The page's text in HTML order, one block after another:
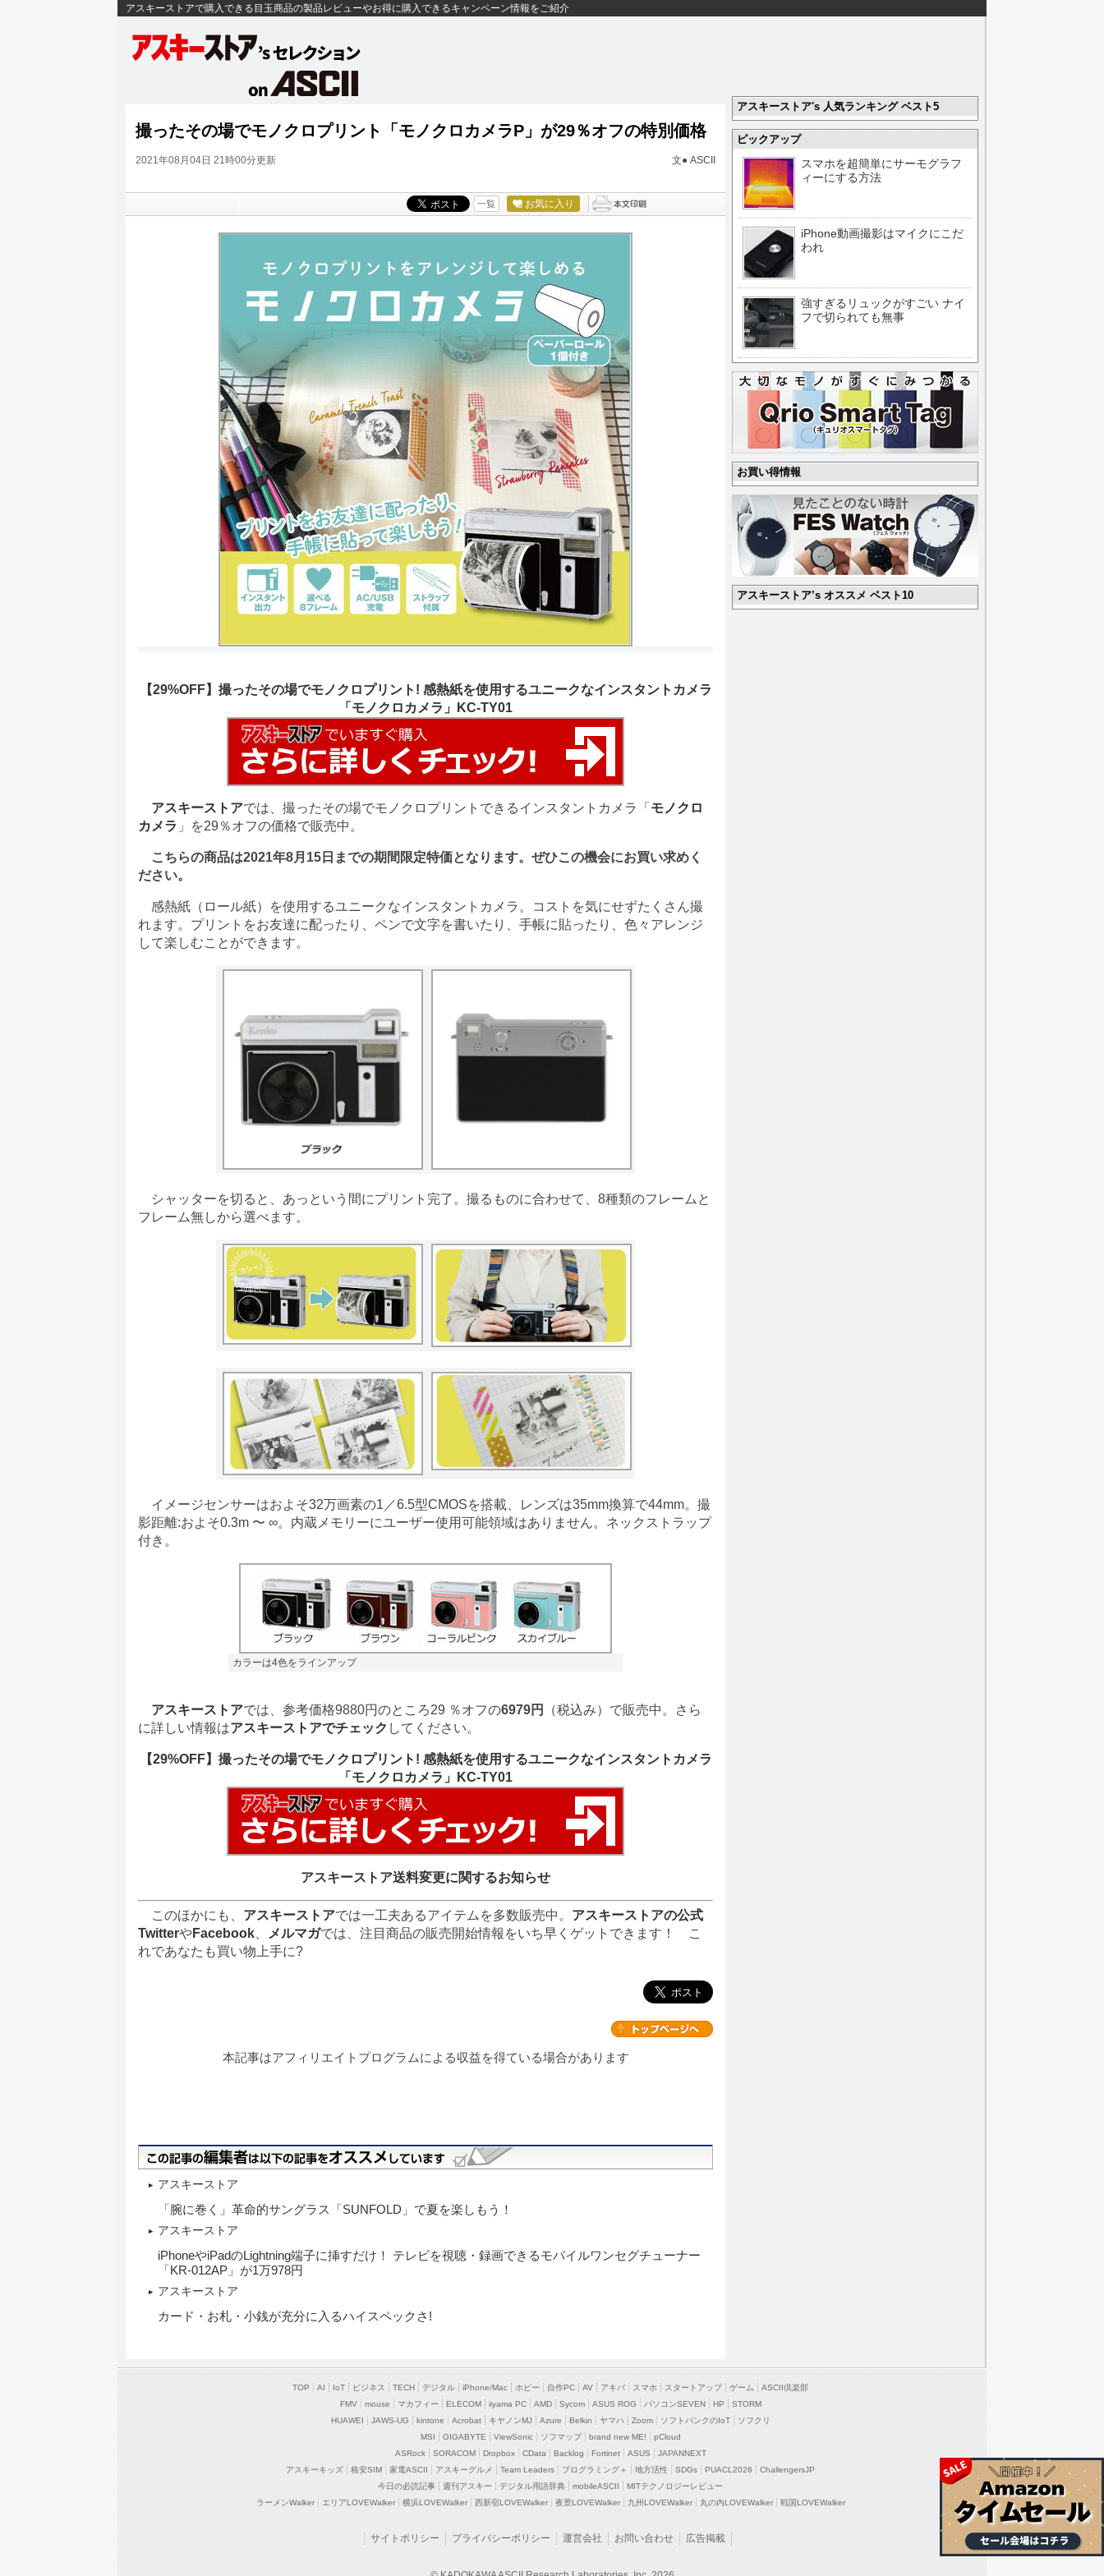
アスキーストアで購入できる目玉商品の製品レビューやお得に購入できるキャンペーン情報をご紹介
撮ったその場でモノクロプリント「モノクロカメラP」が29％オフの特別価格
2021年08月04日 21時00分更新 文● ASCII
一覧 お気に入り
【29%OFF】撮ったその場でモノクロプリント! 感熱紙を使用するユニークなインスタントカメラ
「モノクロカメラ」KC-TY01
アスキーストアでは、撮ったその場でモノクロプリントできるインスタントカメラ「 モノクロ
カメラ 」を29％オフの価格で販売中。
こちらの商品は2021年8月15日までの期間限定特価となります。ぜひこの機会にお買い求めく
ださい。
感熱紙（ロール紙）を使用するユニークなインスタントカメラ。コストを気にせずたくさん撮
れます。プリントをお友達に配ったり、ペンで文字を書いたり、手帳に貼ったり、色々アレンジ
して楽しむことができます。
シャッターを切ると、あっという間にプリント完了。撮るものに合わせて、8種類のフレームと
フレーム無しから選べます。
イメージセンサーはおよそ32万画素の1／6.5型CMOSを搭載、レンズは35mm換算で44mm。撮
影距離:およそ0.3m 〜 ∞。内蔵メモリーにユーザー使用可能領域はありません。ネックストラップ
付き。
カラーは4色をラインアップ
アスキーストアでは、参考価格9880円のところ29 ％オフの6979円
（税込み）で販売中。さら
に詳しい情報はアスキーストアでチェック してください。
【29%OFF】撮ったその場でモノクロプリント! 感熱紙を使用するユニークなインスタントカメラ
「モノクロカメラ」KC-TY01
アスキーストア送料変更に関するお知らせ
このほかにも、 アスキーストアでは一工夫あるアイテムを多数販売中。 アスキーストアの公式
TwitterやFacebook メルマガでは、注目商品の販売開始情報をいち早くゲットできます！ こ
れであなたも買い物上手に?
本記事はアフィリエイトプログラムによる収益を得ている場合があります
アスキーストア
「腕に巻く」革命的サングラス「SUNFOLD」で夏を楽しもう！
アスキーストア
iPhoneやiPadのLightning端子に挿すだけ！ テレビを視聴・録画できるモバイルワンセグチューナー
「KR-012AP」が1万978円
アスキーストア
カード・お札・小銭が充分に入るハイスペックさ!
アスキーストア's 人気ランキング ベスト5
ピックアップ
スマホを超簡単にサーモグラフ
ィーにする方法
iPhone動画撮影はマイクにこだ
われ
強すぎるリュックがすごい ナイ
フで切られても無事
お買い得情報
アスキーストア’s オススメ ベスト10
TOP AI IoT ビジネス TECH デジタル iPhone/Mac ホビー 自作PC AV アキバ スマホ スタートアップ ゲーム
ASCII倶楽部
FMV
mouse マカフィー ELECOM iiyama PC AMD Sycom ASUS ROG パソコンSEVEN HP
STORM
HUAWEI
JAWS-UG kintone Acrobat キヤノンMJ Azure Belkin ヤマハ Zoom ソフトバンクのIoT
ソフクリ
MSI
GIGABYTE ViewSonic ソフマップ brand new ME!
pCloud
ASRock
SORACOM Dropbox CData Backlog Fortinet ASUS
JAPANNEXT
アスキーキッズ
格安SIM 家電ASCII アスキーグルメ Team Leaders プログラミング＋ 地方活性 SDGs PUACL2026
ChallengersJP
今日の必読記事
週刊アスキー デジタル用語辞典 mobileASCII
MITテクノロジーレビュー
ラーメンWalker
エリアLOVEWalker 横浜LOVEWalker 西新宿LOVEWalker 夜景LOVEWalker 九州LOVEWalker 丸の内LOVEWalker 戦国LOVEWalker
サイトポリシー プライバシーポリシー 運営会社 お問い合わせ 広告掲載